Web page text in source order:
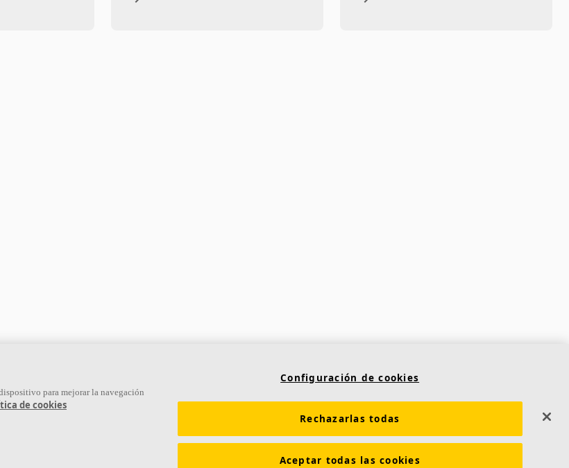
para mejorar la navegación
de cookies
Configuración de cookies
Rechazarlas todas
Aceptar todas las cookies